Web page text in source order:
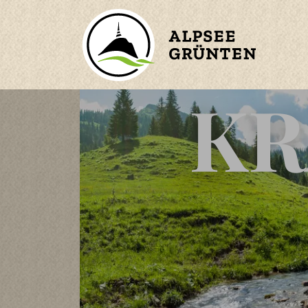
BERGE
WASSER
KINDER
ZURÜCK ZUM HAUPTMENÜ
ORTE